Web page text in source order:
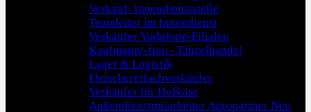
Verkauf/ Innendienststelle
Teamleiter im Innendienst
Verkäufer Vodafone-Filialen
Kaufmann/-frau - Einzelhandel
Lager & Logistik
Fleischereifachverkäufer
Verkäufer für Hofkäse
Außendienstmitarbeiter Agropartner Neu